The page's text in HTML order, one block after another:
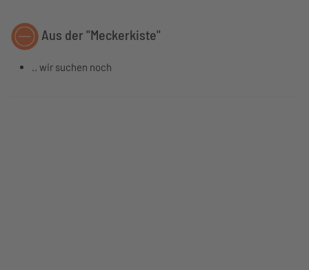
Aus der "Meckerkiste"
.. wir suchen noch